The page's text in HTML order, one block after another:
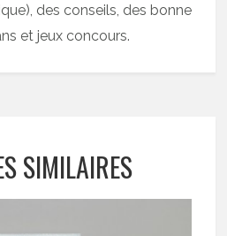
des conseils, des bonne
et jeux concours.
SIMILAIRES